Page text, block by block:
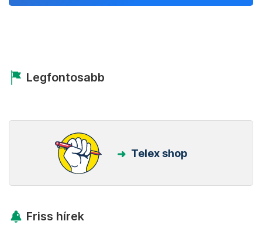
Legfontosabb
Telex shop
Friss hírek